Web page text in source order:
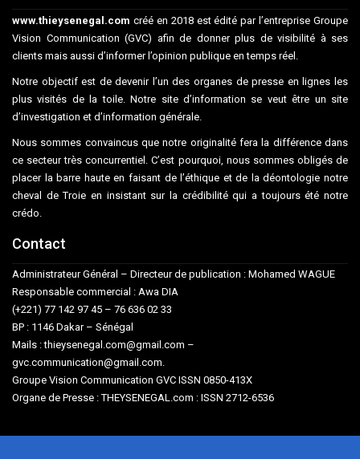
www.thieysenegal.com créé en 2018 est édité par l’entreprise Groupe
Vision Communication (GVC) afin de donner plus de visibilité à ses
clients mais aussi d’informer l’opinion publique en temps réel.
Notre objectif est de devenir l’un des organes de presse en lignes les
plus visités de la toile. Notre site d’information se veut être un site
d’investigation et d’information générale.
Nous sommes convaincus que notre originalité fera la différence dans
ce secteur très concurrentiel. C’est pourquoi, nous sommes obligés de
placer la barre haute en faisant de l’éthique et de la déontologie notre
cheval de Troie en insistant sur la crédibilité qui a toujours été notre
crédo.
Contact
Administrateur Général – Directeur de publication : Mohamed WAGUE
Responsable commercial : Awa DIA
(+221) 77 142 97 45 – 76 636 02 33
BP : 1146 Dakar – Sénégal
Mails : thieysenegal.com@gmail.com –
gvc.communication@gmail.com.
Groupe Vision Communication GVC ISSN 0850-413X
Organe de Presse : THEYSENEGAL.com : ISSN 2712-6536